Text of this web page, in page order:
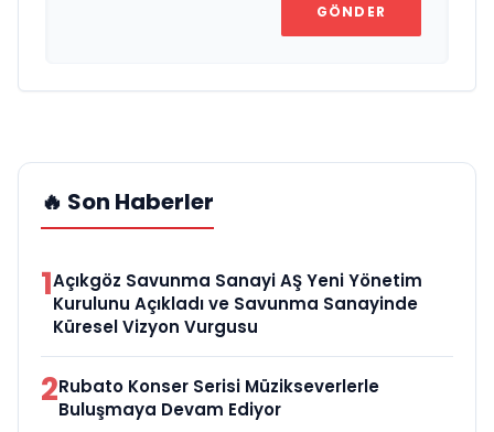
GÖNDER
🔥 Son Haberler
1Açıkgöz Savunma Sanayi AŞ Yeni Yönetim
Kurulunu Açıkladı ve Savunma Sanayinde
Küresel Vizyon Vurgusu
2Rubato Konser Serisi Müzikseverlerle
Buluşmaya Devam Ediyor